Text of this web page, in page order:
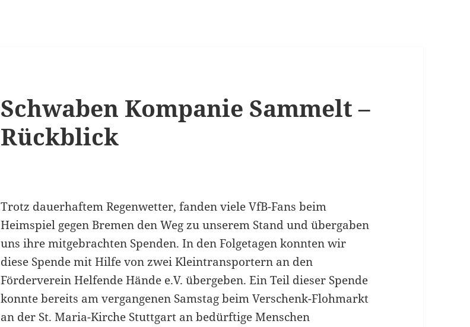
Schwaben Kompanie Sammelt –
Rückblick
Trotz dauerhaftem Regenwetter, fanden viele VfB-Fans beim
Heimspiel gegen Bremen den Weg zu unserem Stand und übergaben
uns ihre mitgebrachten Spenden. In den Folgetagen konnten wir
diese Spende mit Hilfe von zwei Kleintransportern an den
Förderverein Helfende Hände e.V. übergeben. Ein Teil dieser Spende
konnte bereits am vergangenen Samstag beim Verschenk-Flohmarkt
an der St. Maria-Kirche Stuttgart an bedürftige Menschen